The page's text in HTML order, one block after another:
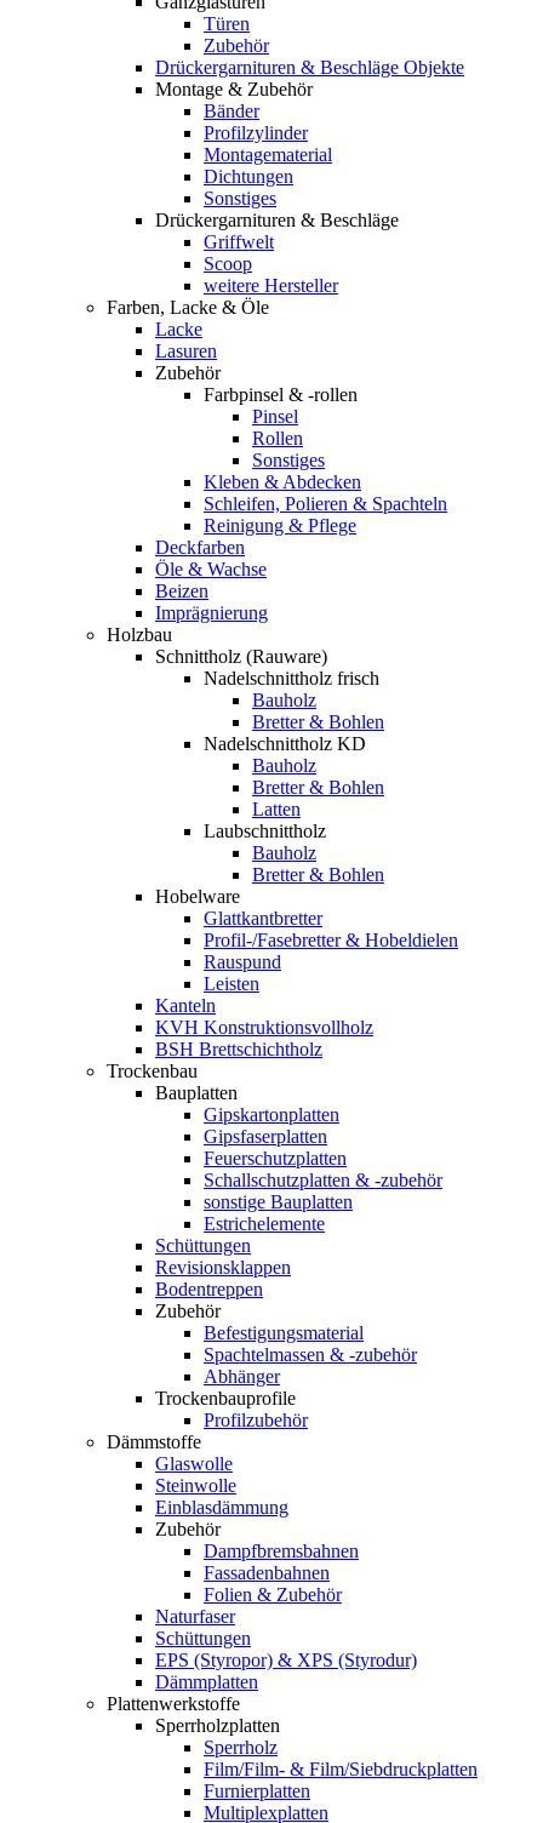
Türen
Zubehör
Drückergarnituren & Beschläge Objekte
Montage & Zubehör
Bänder
Profilzylinder
Montagematerial
Dichtungen
Sonstiges
Drückergarnituren & Beschläge
Griffwelt
Scoop
weitere Hersteller
Farben, Lacke & Öle
Lacke
Lasuren
Zubehör
Farbpinsel & -rollen
Pinsel
Rollen
Sonstiges
Kleben & Abdecken
Schleifen, Polieren & Spachteln
Reinigung & Pflege
Deckfarben
Öle & Wachse
Beizen
Imprägnierung
Holzbau
Schnittholz (Rauware)
Nadelschnittholz frisch
Bauholz
Bretter & Bohlen
Nadelschnittholz KD
Bauholz
Bretter & Bohlen
Latten
Laubschnittholz
Bauholz
Bretter & Bohlen
Hobelware
Glattkantbretter
Profil-/Fasebretter & Hobeldielen
Rauspund
Leisten
Kanteln
KVH Konstruktionsvollholz
BSH Brettschichtholz
Trockenbau
Bauplatten
Gipskartonplatten
Gipsfaserplatten
Feuerschutzplatten
Schallschutzplatten & -zubehör
sonstige Bauplatten
Estrichelemente
Schüttungen
Revisionsklappen
Bodentreppen
Zubehör
Befestigungsmaterial
Spachtelmassen & -zubehör
Abhänger
Trockenbauprofile
Profilzubehör
Dämmstoffe
Glaswolle
Steinwolle
Einblasdämmung
Zubehör
Dampfbremsbahnen
Fassadenbahnen
Folien & Zubehör
Naturfaser
Schüttungen
EPS (Styropor) & XPS (Styrodur)
Dämmplatten
Plattenwerkstoffe
Sperrholzplatten
Sperrholz
Film/Film- & Film/Siebdruckplatten
Furnierplatten
Multiplexplatten